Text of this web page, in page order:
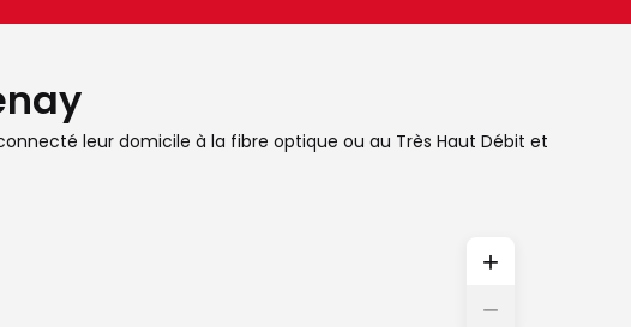
leur domicile à la fibre optique ou au Très Haut Débit et
+
−